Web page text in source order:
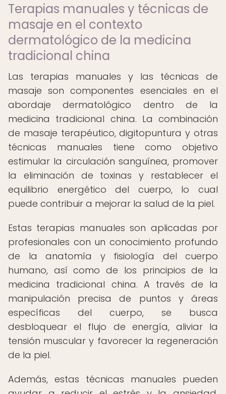
Terapias manuales y técnicas de
masaje en el contexto
dermatológico de la medicina
tradicional china
Las terapias manuales y las técnicas de
masaje son componentes esenciales en el
abordaje dermatológico dentro de la
medicina tradicional china. La combinación
de masaje terapéutico, digitopuntura y otras
técnicas manuales tiene como objetivo
estimular la circulación sanguínea, promover
la eliminación de toxinas y restablecer el
equilibrio energético del cuerpo, lo cual
puede contribuir a mejorar la salud de la piel.
Estas terapias manuales son aplicadas por
profesionales con un conocimiento profundo
de la anatomía y fisiología del cuerpo
humano, así como de los principios de la
medicina tradicional china. A través de la
manipulación precisa de puntos y áreas
específicas del cuerpo, se busca
desbloquear el flujo de energía, aliviar la
tensión muscular y favorecer la regeneración
de la piel.
Además, estas técnicas manuales pueden